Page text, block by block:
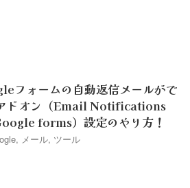
フォームの自動返信メールがで
ドオン（Email Notifications
forms）設定のやり方！
, メール, ツール